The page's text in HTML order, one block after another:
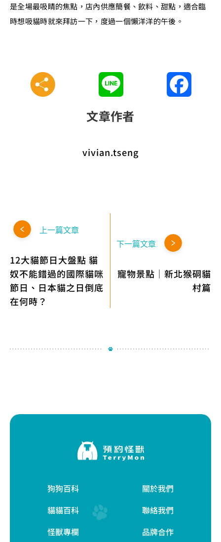
是全場最吸睛的焦點，店內供應簡餐、飲料、甜點，適合臨
時想吸貓時就來拜訪一下，度過一個懶洋洋的午後。
文章作者
vivian.tseng
上一篇文章
12大貓節日大盤點 貓
奴不能錯過的國際貓咪
節日、日本貓之日倒底
在何時？
下一篇文章
寵物景點｜新北猴硐貓
村篇
狗狗百科
貓貓百科
怪獸專欄
關於我們
聯絡我們
品牌合作